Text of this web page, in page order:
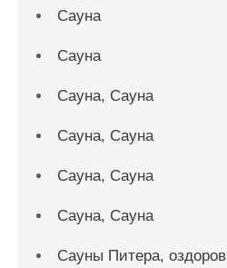
Сауна
Сауна
Сауна, Сауна
Сауна, Сауна
Сауна, Сауна
Сауна, Сауна
Сауны Питера,